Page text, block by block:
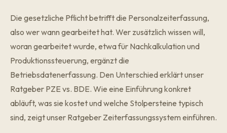
Die gesetzliche Pflicht betrifft die Personalzeiterfassung,
also wer wann gearbeitet hat. Wer zusätzlich wissen will,
woran gearbeitet wurde, etwa für Nachkalkulation und
Produktionssteuerung, ergänzt die
Betriebsdatenerfassung. Den Unterschied erklärt unser
Ratgeber PZE vs. BDE. Wie eine Einführung konkret
abläuft, was sie kostet und welche Stolpersteine typisch
sind, zeigt unser Ratgeber Zeiterfassungssystem einführen.